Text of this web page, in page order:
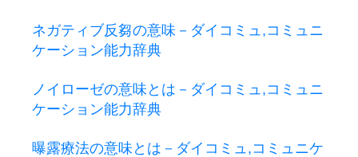
ネガティブ反芻の意味－ダイコミュ,コミュニ
ケーション能力辞典
ノイローゼの意味とは－ダイコミュ,コミュニ
ケーション能力辞典
曝露療法の意味とは－ダイコミュ,コミュニケ